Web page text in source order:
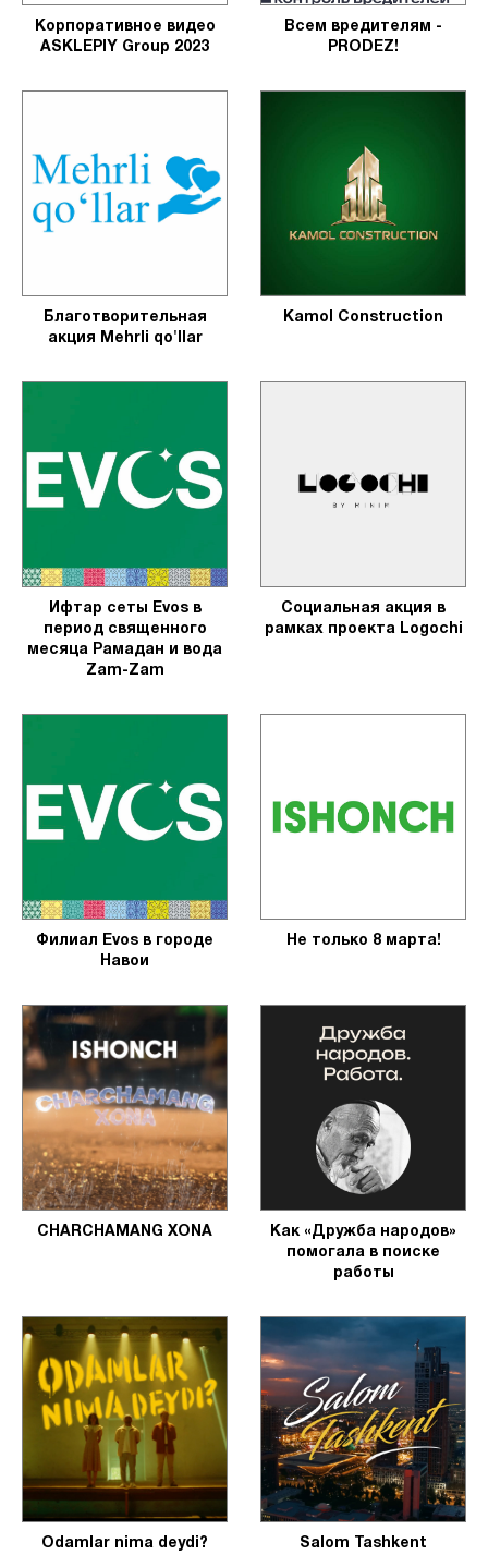
Корпоративное видео
ASKLEPIY Group 2023
Всем вредителям -
PRODEZ!
Благотворительная
акция Mehrli qo'llar
Kamol Construction
Ифтар сеты Evos в
период священного
месяца Рамадан и вода
Zam-Zam
Социальная акция в
рамках проекта Logochi
Филиал Evos в городе
Навои
Не только 8 марта!
CHARCHAMANG XONA
Как «Дружба народов»
помогала в поиске
работы
Odamlar nima deydi? Salom Tashkent